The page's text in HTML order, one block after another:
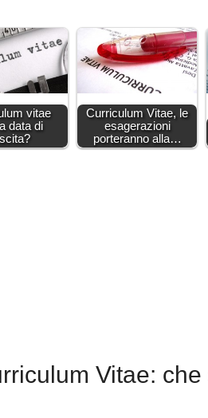
vitae
data di
Curriculum Vitae, le
esagerazioni
porteranno alla…
Vitae: che